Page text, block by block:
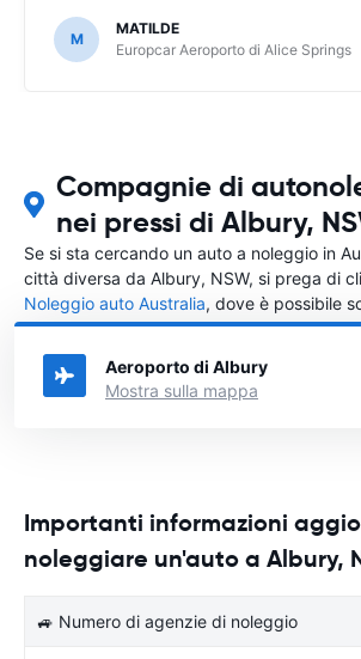
M
MATILDE
Europcar Aeroporto di Alice Springs
Compagnie di
nei pressi di Albury,
Se si sta cercando un auto a noleggio in
città diversa da Albury, NSW, si prega di
Noleggio auto Australia, dove è possibile
città in Australia si vuole noleggiare l'auto.
Aeroporto di Albury
Mostra sulla mappa
Importanti informazioni
noleggiare un'auto a Albury,
🚙 Numero di agenzie di noleggio